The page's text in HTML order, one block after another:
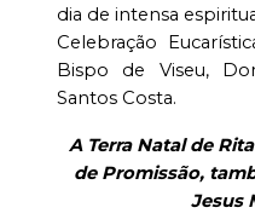
dia de intensa
Celebração
Bispo de Viseu,
Santos Costa.
A Terra Natal de
de Promissão,
Jesus